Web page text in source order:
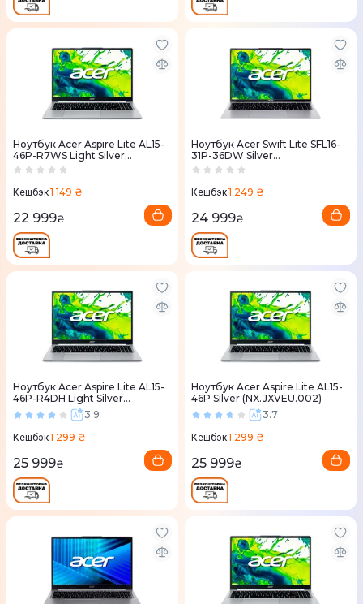
Ноутбук Acer Aspire Lite AL15-
46P-R7WS Light Silver
(NX.JXTEU.004)
Кешбэк1 149 ₴
22 999₴
Ноутбук Acer Swift Lite SFL16-
31P-36DW Silver
(NX.D4WEU.002)
Кешбэк1 249 ₴
24 999₴
Ноутбук Acer Aspire Lite AL15-
46P-R4DH Light Silver
(NX.JXVEU.001)3.9
Кешбэк1 299 ₴
25 999₴
Ноутбук Acer Aspire Lite AL15-
46P Silver (NX.JXVEU.002)
3.7
Кешбэк1 299 ₴
25 999₴